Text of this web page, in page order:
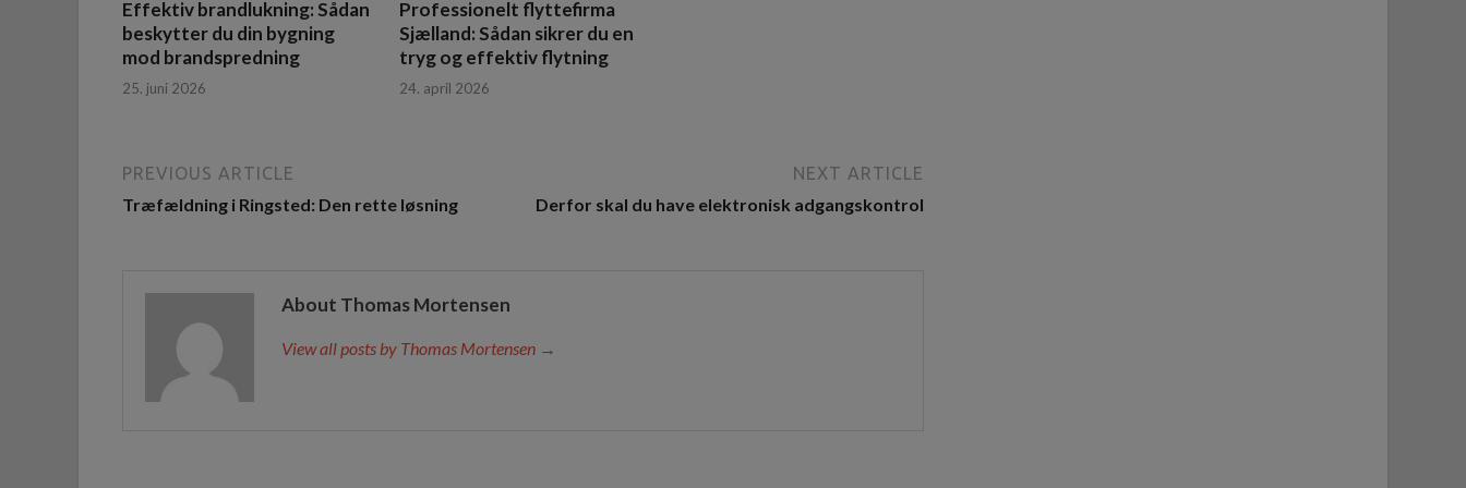
Effektiv brandlukning: Sådan
beskytter du din bygning
mod brandspredning
25. juni 2026
Professionelt flyttefirma
Sjælland: Sådan sikrer du en
tryg og effektiv flytning
24. april 2026
PREVIOUS ARTICLE
Træfældning i Ringsted: Den rette løsning
NEXT ARTICLE
Derfor skal du have elektronisk adgangskontrol
About Thomas Mortensen
View all posts by Thomas Mortensen →